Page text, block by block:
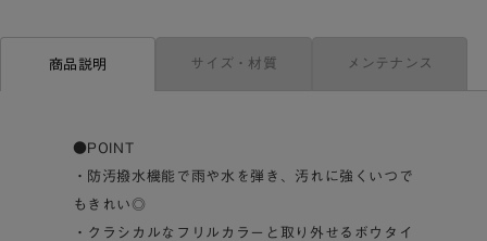
商品説明 サイズ・材質 メンテナンス
●POINT
・防汚撥水機能で雨や水を弾き、汚れに強くいつで
もきれい◎
・クラシカルなフリルカラーと取り外せるボウタイ